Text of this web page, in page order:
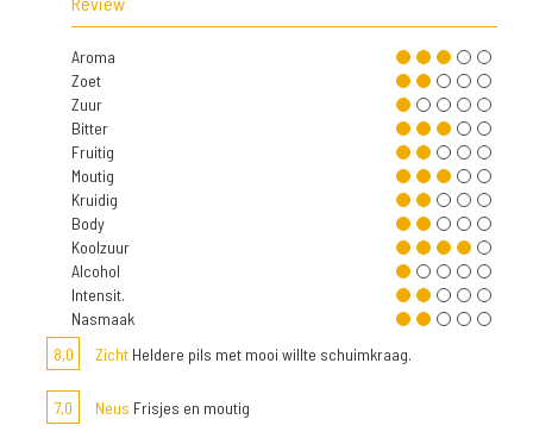
Aroma
Zoet
Zuur
Bitter
Fruitig
Moutig
Kruidig
Body
Koolzuur
Alcohol
Intensit.
Nasmaak
8,0
Zicht Heldere pils met mooi willte schuimkraag.
7,0 Neus Frisjes en moutig